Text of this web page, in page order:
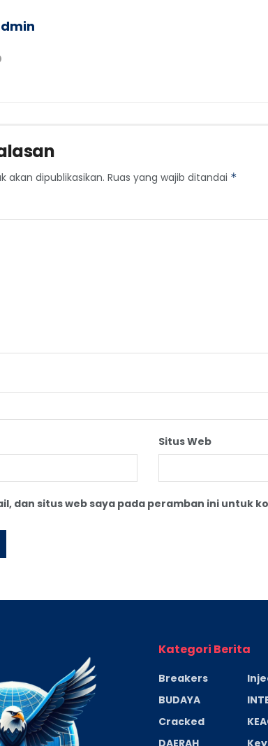
akan dipublikasikan. Ruas yang wajib ditandai *
Situs Web
dan situs web saya pada peramban ini untuk
Kategori Berita
Breakers
BUDAYA
Cracked
DAERAH